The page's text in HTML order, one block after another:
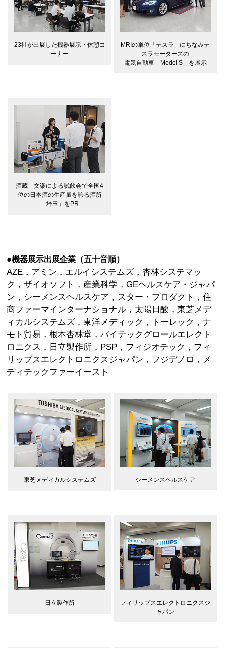
23社が出展した機器展示・休憩コ
ーナー
MRIの単位「テスラ」にちなみテ
スラモーターズの
電気自動車「Model S」を展示
酒蔵 文楽による試飲会で全国4
位の日本酒の生産量を誇る酒所
「埼玉」をPR
●機器展示出展企業（五十音順）
AZE，アミン，エルイシステムズ，杏林システマッ
ク，ザイオソフト，産業科学，GEヘルスケア・ジャパ
ン，シーメンスヘルスケア，スター・プロダクト，住
商ファーマインターナショナル，太陽日酸，東芝メデ
ィカルシステムズ，東洋メディック，トーレック，ナ
モト貿易，根本杏林堂，バイテックグロールエレクト
ロニクス，日立製作所，PSP，フィジオテック，フィ
リップスエレクトロニクスジャパン，フジデノロ，メ
ディテックファーイースト
東芝メディカルシステムズ シーメンスヘルスケア
日立製作所
フィリップスエレクトロニクスジ
ャパン